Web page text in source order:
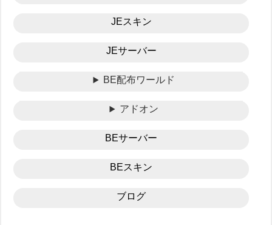
JEスキン
JEサーバー
BE配布ワールド
アドオン
BEサーバー
BEスキン
ブログ